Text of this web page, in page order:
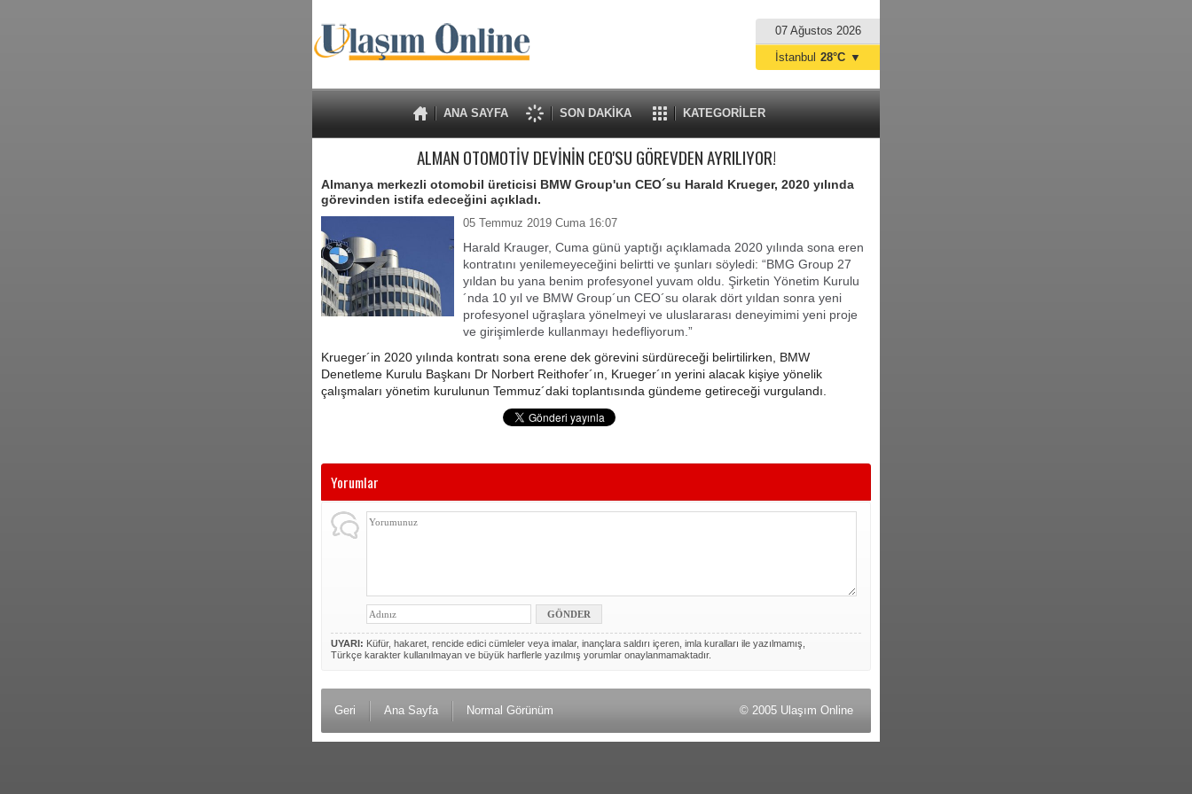
07 Ağustos 2026
ANA SAYFA SON DAKİKA KATEGORİLER
İstanbul 28°C ▼
ALMAN OTOMOTİV DEVİNİN CEO'SU GÖREVDEN AYRILIYOR!
Almanya merkezli otomobil üreticisi BMW Group'un CEO´su Harald Krueger, 2020 yılında
görevinden istifa edeceğini açıkladı.
05 Temmuz 2019 Cuma 16:07
Harald Krauger, Cuma günü yaptığı açıklamada 2020 yılında sona eren
kontratını yenilemeyeceğini belirtti ve şunları söyledi: “BMG Group 27
yıldan bu yana benim profesyonel yuvam oldu. Şirketin Yönetim Kurulu
´nda 10 yıl ve BMW Group´un CEO´su olarak dört yıldan sonra yeni
profesyonel uğraşlara yönelmeyi ve uluslararası deneyimimi yeni proje
ve girişimlerde kullanmayı hedefliyorum.”
Krueger´in 2020 yılında kontratı sona erene dek görevini sürdüreceği belirtilirken, BMW
Denetleme Kurulu Başkanı Dr Norbert Reithofer´ın, Krueger´ın yerini alacak kişiye yönelik
çalışmaları yönetim kurulunun Temmuz´daki toplantısında gündeme getireceği vurgulandı.
Yorumlar
UYARI: Küfür, hakaret, rencide edici cümleler veya imalar, inançlara saldırı içeren, imla kuralları ile yazılmamış,
Türkçe karakter kullanılmayan ve büyük harflerle yazılmış yorumlar onaylanmamaktadır.
Geri Ana Sayfa Normal Görünüm © 2005 Ulaşım Online